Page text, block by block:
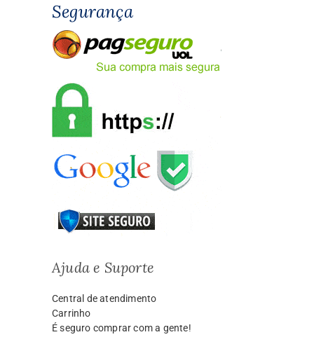
Segurança
Ajuda e Suporte
Central de atendimento
Carrinho
É seguro comprar com a gente!